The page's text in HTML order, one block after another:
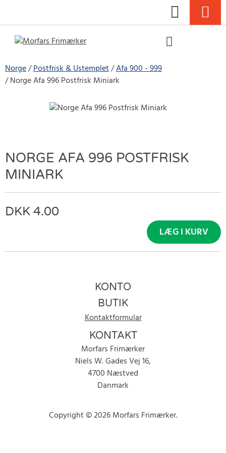
Norge Postfrisk & Ustemplet Afa 900 - 999
Norge Afa 996 Postfrisk Miniark
NORGE AFA 996 POSTFRISK
MINIARK
4.00
LÆG I KURV
KONTO
BUTIK
Kontaktformular
KONTAKT
Morfars Frimærker
Niels W. Gades Vej 16,
4700 Næstved
Danmark
Copyright © 2026 Morfars Frimærker.